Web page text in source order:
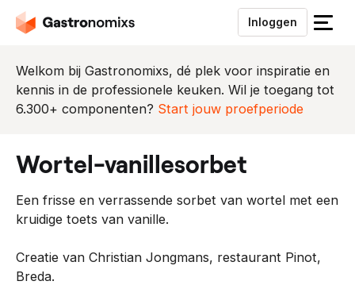
Inloggen
S
u
i
e
Welkom bij Gastronomixs, dé plek voor inspiratie en
kennis in de professionele keuken. Wil je toegang tot
6.300+ componenten? Start jouw proefperiode
wortel-vanillesorbet
Een frisse en verrassende sorbet van wortel met een
kruidige toets van vanille.
Creatie van Christian Jongmans, restaurant Pinot,
Breda.